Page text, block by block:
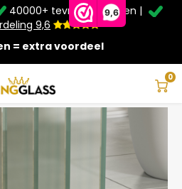
9,6
Contact
40000+ tevreden klanten |
9,6
= extra voordeel
0
kortingop schuifwanden en
extra kassa korting*
Zwart tot 3860 mm breed (4x 980mm glas)